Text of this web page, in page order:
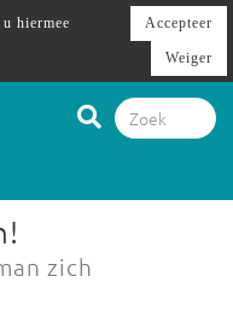
zich
hiermee
Accepteer
Weiger